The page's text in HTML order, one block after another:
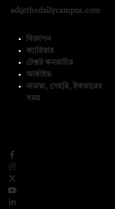
ad@thedailycampus.com
বিজ্ঞাপন
ক্যারিয়ার
টেক্সট কনভার্টার
আর্কাইভ
নামাজ, সেহরি, ইফতারের
সময়